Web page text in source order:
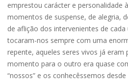
emprestou carácter e personalidade
momentos de suspense, de alegria,
de aflição dos intervenientes de
tocaram-nos sempre com uma
repente, aqueles seres vivos já eram
momento para o outro era quase
“nossos” e os conhecêssemos